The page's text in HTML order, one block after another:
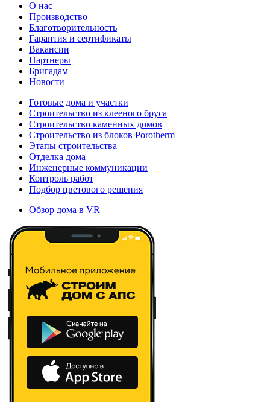
О нас
Производство
Благотворительность
Гарантия и сертификаты
Вакансии
Партнеры
Бригадам
Новости
Готовые дома и участки
Строительство из клееного бруса
Строительство каменных домов
Строительство из блоков Porotherm
Этапы строительства
Отделка дома
Инженерные коммуникации
Контроль работ
Подбор цветового решения
Обзор дома в VR